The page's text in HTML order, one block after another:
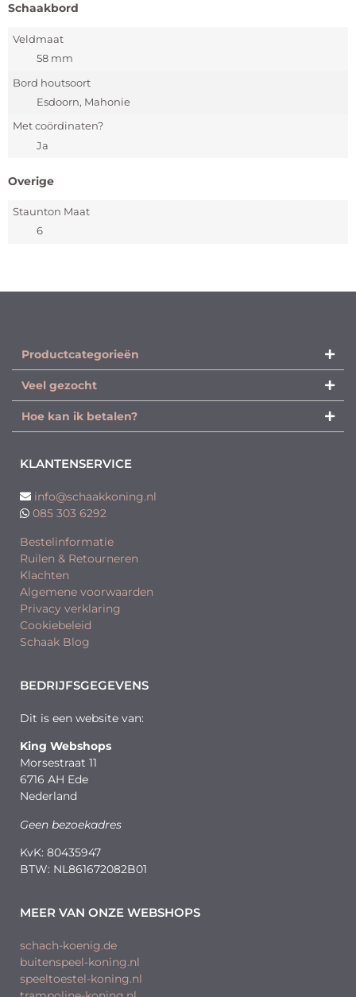
Schaakbord
Veldmaat
58 mm
Bord houtsoort
Esdoorn, Mahonie
Met coördinaten?
Ja
Overige
Staunton Maat
6
Productcategorieën​
Veel gezocht
Hoe kan ik betalen?
KLANTENSERVICE
info@schaakkoning.nl
085 303 6292
Bestelinformatie
Ruilen & Retourneren
Klachten
Algemene voorwaarden
Privacy verklaring
Cookiebeleid
Schaak Blog
BEDRIJFSGEGEVENS
Dit is een website van:
King Webshops
Morsestraat 11
6716 AH Ede
Nederland
Geen bezoekadres
KvK: 80435947
BTW: NL861672082B01
MEER VAN ONZE WEBSHOPS
schach-koenig.de
buitenspeel-koning.nl
speeltoestel-koning.nl